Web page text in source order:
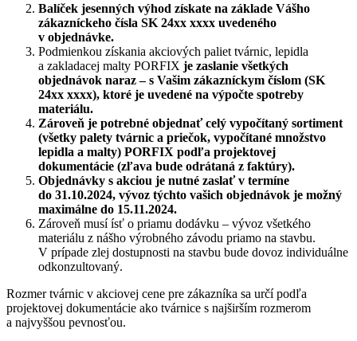
Balíček jesenných výhod získate na základe Vášho
zákazníckeho čísla SK 24xx xxxx uvedeného
v objednávke.
Podmienkou získania akciových paliet tvárnic, lepidla
a zakladacej malty PORFIX je zaslanie všetkých
objednávok naraz – s Vašim zákazníckym číslom (SK
24xx xxxx), ktoré je uvedené na výpočte spotreby
materiálu.
Zároveň je potrebné objednať celý vypočítaný sortiment
(všetky palety tvárnic a priečok, vypočítané množstvo
lepidla a malty) PORFIX podľa projektovej
dokumentácie (zľava bude odrátaná z faktúry).
Objednávky s akciou je nutné zaslať v termíne
do 31.10.2024, vývoz týchto vašich objednávok je možný
maximálne do 15.11.2024.
Zároveň musí ísť o priamu dodávku – vývoz všetkého
materiálu z nášho výrobného závodu priamo na stavbu.
V prípade zlej dostupnosti na stavbu bude dovoz individuálne
odkonzultovaný.
Rozmer tvárnic v akciovej cene pre zákazníka sa určí podľa
projektovej dokumentácie ako tvárnice s najširším rozmerom
a najvyššou pevnosťou.